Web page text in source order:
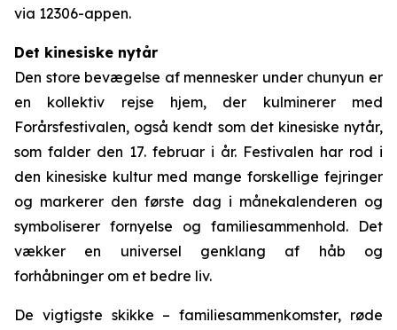
via 12306-appen.
Det kinesiske nytår
Den store bevægelse af mennesker under chunyun er
en kollektiv rejse hjem, der kulminerer med
Forårsfestivalen, også kendt som det kinesiske nytår,
som falder den 17. februar i år. Festivalen har rod i
den kinesiske kultur med mange forskellige fejringer
og markerer den første dag i månekalenderen og
symboliserer fornyelse og familiesammenhold. Det
vækker en universel genklang af håb og
forhåbninger om et bedre liv.
De vigtigste skikke – familiesammenkomster, røde